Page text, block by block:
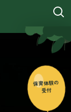
保育体験の
受付